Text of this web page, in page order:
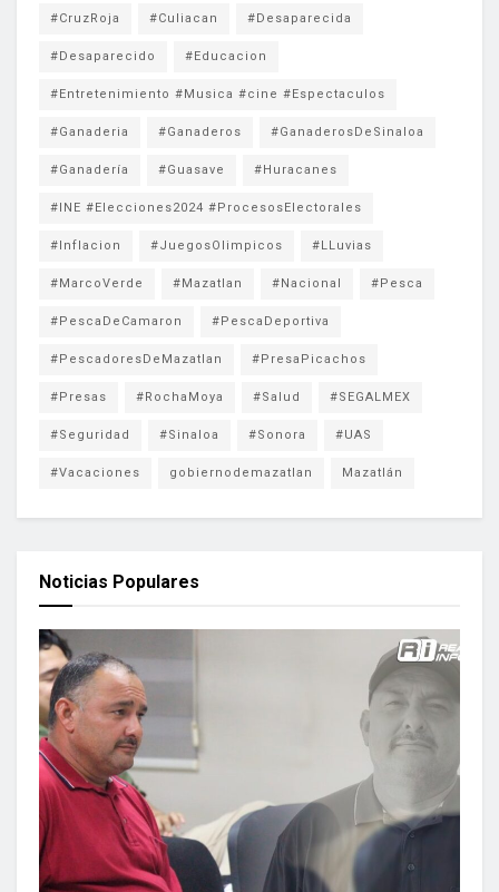
#CruzRoja #Culiacan #Desaparecida
#Desaparecido #Educacion
#Entretenimiento #Musica #cine #Espectaculos
#Ganaderia #Ganaderos #GanaderosDeSinaloa
#Ganadería #Guasave #Huracanes
#INE #Elecciones2024 #ProcesosElectorales
#Inflacion #JuegosOlimpicos #LLuvias
#MarcoVerde #Mazatlan #Nacional #Pesca
#PescaDeCamaron #PescaDeportiva
#PescadoresDeMazatlan #PresaPicachos
#Presas #RochaMoya #Salud #SEGALMEX
#Seguridad #Sinaloa #Sonora #UAS
#Vacaciones gobiernodemazatlan Mazatlán
Noticias Populares